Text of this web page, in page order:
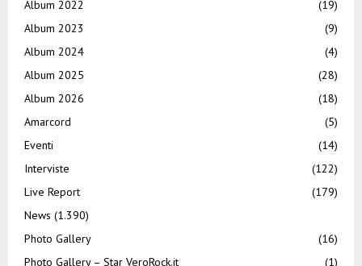
Album 2022
(19)
Album 2023
(9)
Album 2024
(4)
Album 2025
(28)
Album 2026
(18)
Amarcord
(5)
Eventi
(14)
Interviste
(122)
Live Report
(179)
News (1.390)
Photo Gallery
(16)
Photo Gallery – Star VeroRock.it
(1)